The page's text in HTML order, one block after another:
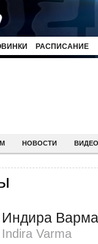
РАСПИСАНИЕ
НОВОСТИ ВИДЕО
Индира Варма
Indira Varma